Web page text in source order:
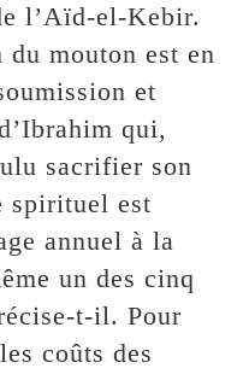
l’Aïd-el-Kebir.
mouton est en
et
qui,
sacrifier son
spirituel est
annuel à la
un des cinq
t-il. Pour
coûts des